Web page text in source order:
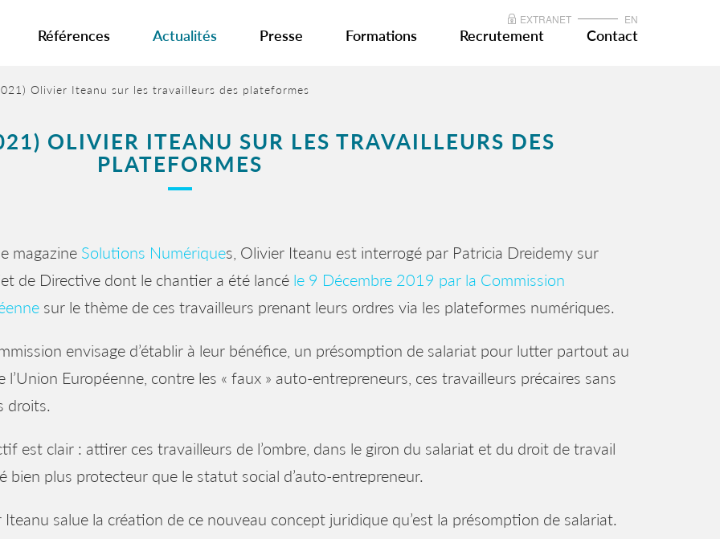
EXTRANET EN
Références Actualités Presse Formations Recrutement Contact
Olivier Iteanu sur les travailleurs des plateformes
OLIVIER ITEANU SUR LES TRAVAILLEURS DES
PLATEFORMES
magazine Solutions Numériques, Olivier Iteanu est interrogé par Patricia Dreidemy sur
de Directive dont le chantier a été lancé le 9 Décembre 2019 par la Commission
sur le thème de ces travailleurs prenant leurs ordres via les plateformes numériques.
envisage d’établir à leur bénéfice, un présomption de salariat pour lutter partout au
l’Union Européenne, contre les « faux » auto-entrepreneurs, ces travailleurs précaires sans
droits.
est clair : attirer ces travailleurs de l’ombre, dans le giron du salariat et du droit de travail
bien plus protecteur que le statut social d’auto-entrepreneur.
Iteanu salue la création de ce nouveau concept juridique qu’est la présomption de salariat.